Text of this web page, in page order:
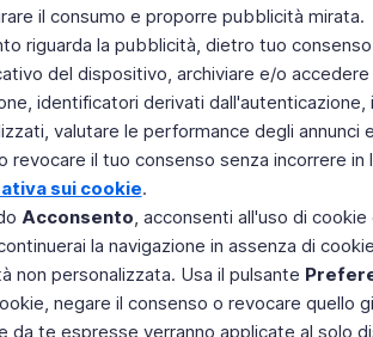
il consumo e proporre pubblicità mirata.
riguarda la pubblicità, dietro tuo
del dispositivo, archiviare e/o
identificatori derivati
valutare le performance degli
revocare il tuo consenso senza incorrere
sui cookie.
Acconsento, acconsenti all'uso di
la navigazione in assenza di
non personalizzata. Usa il pulsante
negare il consenso o revocare quello
da te espresse verranno applicate al solo